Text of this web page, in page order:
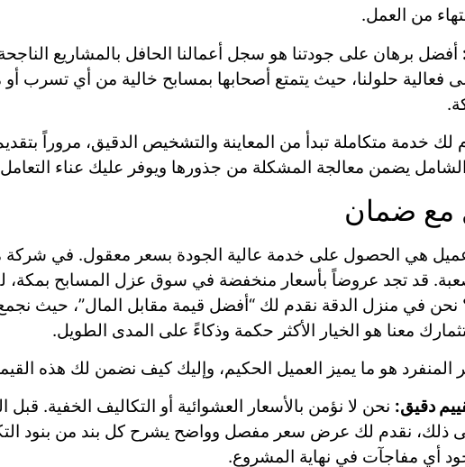
من العمل.
أفضل برهان على جودتنا هو سجل أعمالنا الحافل بالمشاريع
فعالية حلولنا، حيث يتمتع أصحابها بمسابح خالية من أي تسرب
لك خدمة متكاملة تبدأ من المعاينة والتشخيص الدقيق، مروراً
الشامل يضمن معالجة المشكلة من جذورها ويوفر عليك عناء
مع ضمان
هي الحصول على خدمة عالية الجودة بسعر معقول. في شركة
قد تجد عروضاً بأسعار منخفضة في سوق عزل المسابح بمكة،
في منزل الدقة نقدم لك “أفضل قيمة مقابل المال”، حيث نجمع
معنا هو الخيار الأكثر حكمة وذكاءً على المدى الطويل.
المنفرد هو ما يميز العميل الحكيم، وإليك كيف نضمن لك هذه
دقيق: نحن لا نؤمن بالأسعار العشوائية أو التكاليف الخفية. قبل
ذلك، نقدم لك عرض سعر مفصل وواضح يشرح كل بند من بنود
أي مفاجآت في نهاية المشروع.